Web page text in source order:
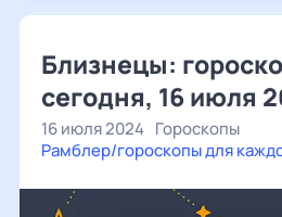
Близнецы:
сегодня, 16 июля
16 июля 2024 Гороскопы
Рамблер/гороскопы для